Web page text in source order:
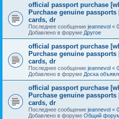
official passport purchase
Purchase genuine passports
cards, dr
Последнее сообщение jeannevol «
Добавлено в форуме Другое
official passport purchase
Purchase genuine passports
cards, dr
Последнее сообщение jeannevol «
Добавлено в форуме Доска
official passport purchase
Purchase genuine passports
cards, dr
Последнее сообщение jeannevol «
Добавлено в форуме Общий